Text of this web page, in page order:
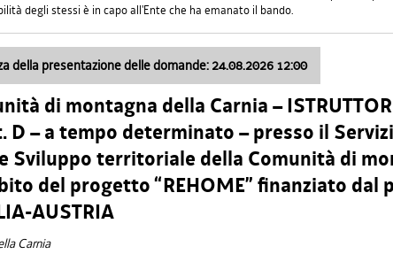
degli stessi è in capo all'Ente che ha emanato il bando.
della presentazione delle domande: 24.08.2026 12:00
di montagna della Carnia –
D – a tempo determinato – presso il
Sviluppo territoriale della Comunità di
del progetto “REHOME” finanziato dal
AUSTRIA
Carnia